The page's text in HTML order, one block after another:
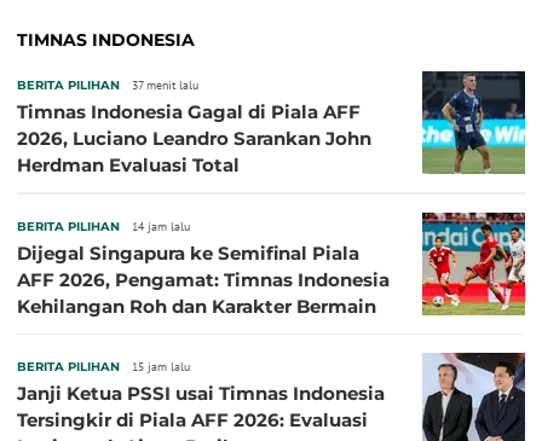
TIMNAS INDONESIA
BERITA PILIHAN 37 menit lalu
Timnas Indonesia Gagal di Piala AFF
2026, Luciano Leandro Sarankan John
Herdman Evaluasi Total
BERITA PILIHAN 14 jam lalu
Dijegal Singapura ke Semifinal Piala
AFF 2026, Pengamat: Timnas Indonesia
Kehilangan Roh dan Karakter Bermain
BERITA PILIHAN 15 jam lalu
Janji Ketua PSSI usai Timnas Indonesia
Tersingkir di Piala AFF 2026: Evaluasi